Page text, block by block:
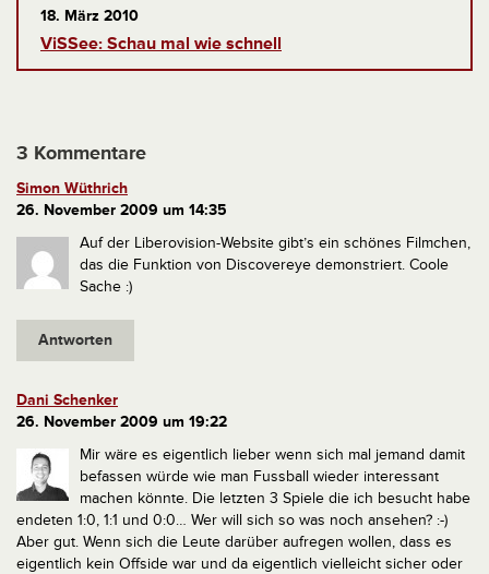
18. März 2010
ViSSee: Schau mal wie schnell
3 Kommentare
Simon Wüthrich
26. November 2009 um 14:35
Auf der Liberovision-Website gibt’s ein schönes Filmchen,
das die Funktion von Discovereye demonstriert. Coole
Sache :)
Antworten
Dani Schenker
26. November 2009 um 19:22
Mir wäre es eigentlich lieber wenn sich mal jemand damit
befassen würde wie man Fussball wieder interessant
machen könnte. Die letzten 3 Spiele die ich besucht habe
endeten 1:0, 1:1 und 0:0… Wer will sich so was noch ansehen? :-)
Aber gut. Wenn sich die Leute darüber aufregen wollen, dass es
eigentlich kein Offside war und da eigentlich vielleicht sicher oder